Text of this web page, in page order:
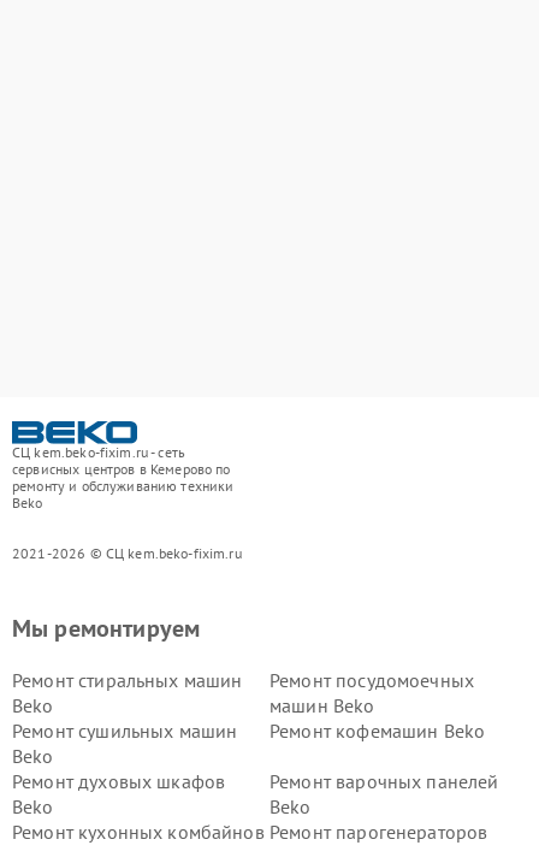
СЦ kem.beko-fixim.ru - сеть
сервисных центров в Кемерово по
ремонту и обслуживанию техники
Beko
2021-2026 © СЦ kem.beko-fixim.ru
Мы ремонтируем
Ремонт стиральных машин
Beko
Ремонт посудомоечных
машин Beko
Ремонт сушильных машин
Beko
Ремонт кофемашин Beko
Ремонт духовых шкафов
Beko
Ремонт варочных панелей
Beko
Ремонт кухонных комбайнов Ремонт парогенераторов